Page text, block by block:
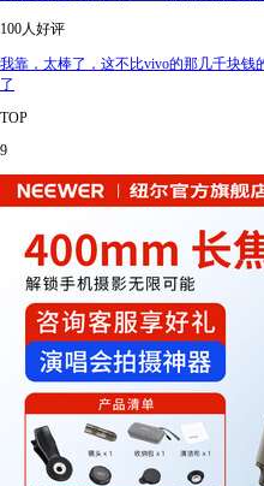
100人好评
我靠，太棒了，这不比vivo的那几千块钱
了
TOP
9